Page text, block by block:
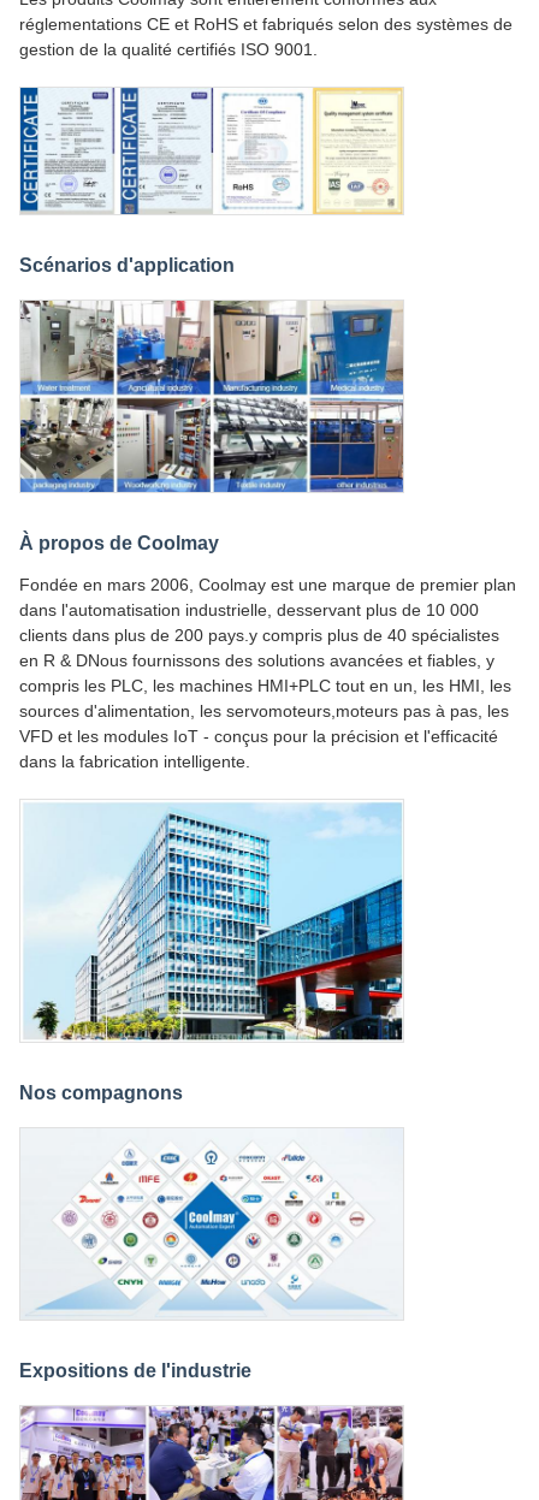
réglementations CE et RoHS et fabriqués selon des systèmes de
gestion de la qualité certifiés ISO 9001.
Scénarios d'application
À propos de Coolmay
Fondée en mars 2006, Coolmay est une marque de premier plan
dans l'automatisation industrielle, desservant plus de 10 000
clients dans plus de 200 pays.y compris plus de 40 spécialistes
en R & DNous fournissons des solutions avancées et fiables, y
compris les PLC, les machines HMI+PLC tout en un, les HMI, les
sources d'alimentation, les servomoteurs,moteurs pas à pas, les
VFD et les modules IoT - conçus pour la précision et l'efficacité
dans la fabrication intelligente.
Nos compagnons
Expositions de l'industrie